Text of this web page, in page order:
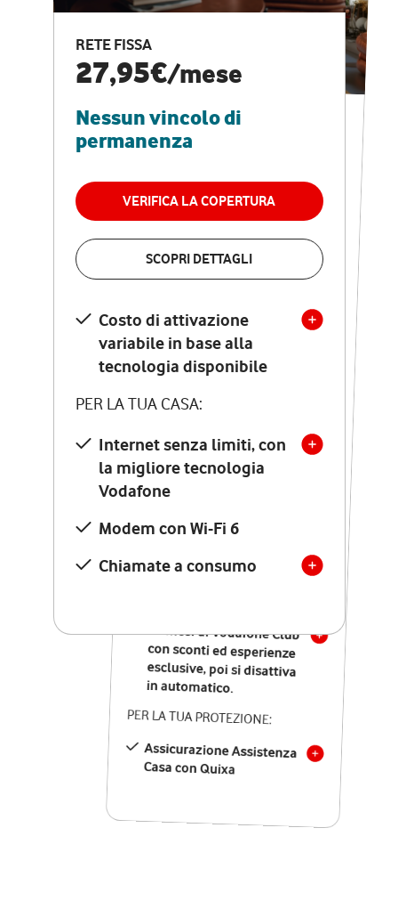
RETE FISSA
27,95€/mese
Nessun vincolo di
permanenza
VERIFICA LA COPERTURA
SCOPRI DETTAGLI
Costo di attivazione
variabile in base alla
tecnologia disponibile
PER LA TUA CASA:
Internet senza limiti, con
la migliore tecnologia
Vodafone
Modem con Wi-Fi 6
Chiamate a consumo
CASA PRO
Internet veloce e
vantaggi speciali
RETE FISSA + VODAFONE CLUB
29,95€
permanenza
VERIFICA LA COPERTURA
Costo di attivazione
variabile in base alla
tecnologia disponibile
PER LA TUA CASA:
Internet senza limiti, con
la migliore tecnologia
Vodafone
Modem Seven con Wi-Fi 7
Chiamate illimitate verso
numeri fissi e mobili
nazionali
12 mesi di Vodafone Club
con sconti ed esperienze
esclusive, poi si disattiva
in automatico.
PER LA TUA PROTEZIONE:
Assicurazione Assistenza
Casa con Quixa